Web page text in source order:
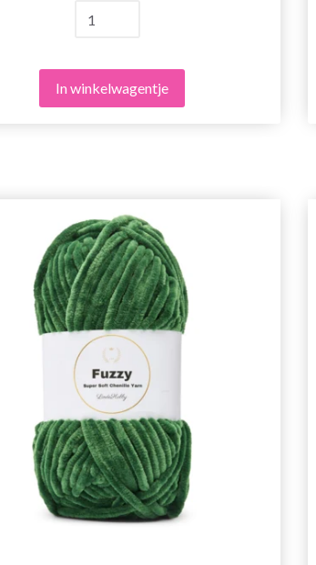
In winkelwagentje